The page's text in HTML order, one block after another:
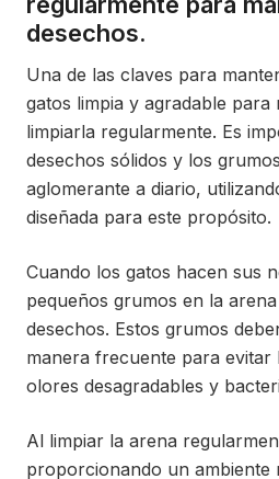
desechos.
Una de las claves para
gatos limpia y agradable para
limpiarla regularmente. Es
desechos sólidos y los
aglomerante a diario,
diseñada para este propósito.
Cuando los gatos hacen sus
pequeños grumos en la
desechos. Estos grumos
manera frecuente para evitar
olores desagradables y
Al limpiar la arena
proporcionando un ambiente